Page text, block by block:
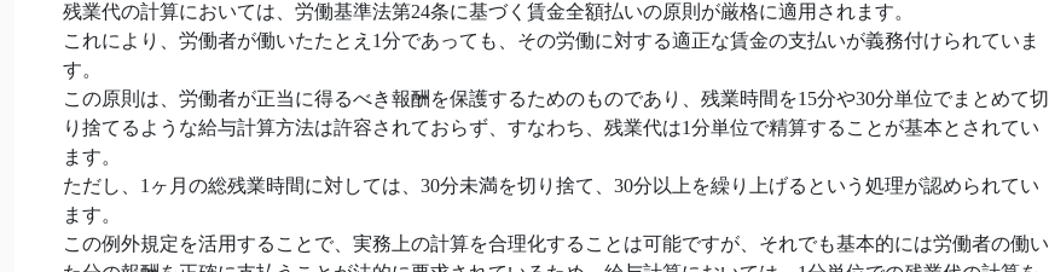
残業代の計算においては、労働基準法第24条に基づく賃金全額払いの原則が厳格に適用されます。
これにより、労働者が働いたたとえ1分であっても、その労働に対する適正な賃金の支払いが義務付けられていま
す。
この原則は、労働者が正当に得るべき報酬を保護するためのものであり、残業時間を15分や30分単位でまとめて切
り捨てるような給与計算方法は許容されておらず、すなわち、残業代は1分単位で精算することが基本とされてい
ます。
ただし、1ヶ月の総残業時間に対しては、30分未満を切り捨て、30分以上を繰り上げるという処理が認められてい
ます。
この例外規定を活用することで、実務上の計算を合理化することは可能ですが、それでも基本的には労働者の働い